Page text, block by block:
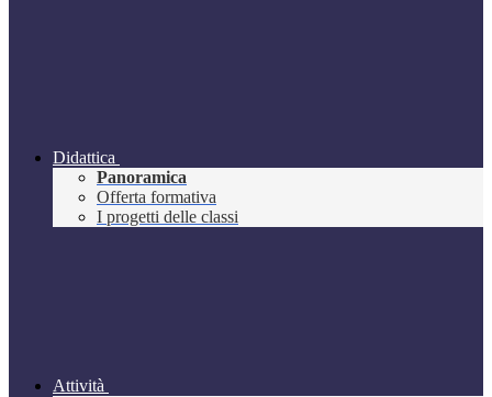
Didattica
Panoramica
Offerta formativa
I progetti delle classi
Attività